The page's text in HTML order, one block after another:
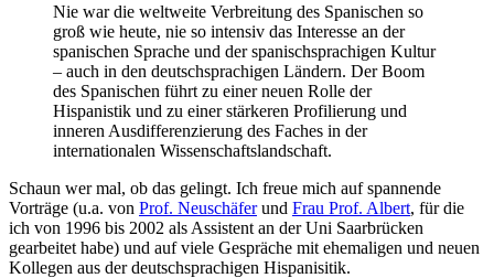
Nie war die weltweite Verbreitung des Spanischen so
groß wie heute, nie so intensiv das Interesse an der
spanischen Sprache und der spanischsprachigen Kultur
– auch in den deutschsprachigen Ländern. Der Boom
des Spanischen führt zu einer neuen Rolle der
Hispanistik und zu einer stärkeren Profilierung und
inneren Ausdifferenzierung des Faches in der
internationalen Wissenschaftslandschaft.
Schaun wer mal, ob das gelingt. Ich freue mich auf spannende
Vorträge (u.a. von Prof. Neuschäferund Frau Prof. Albert, für die
ich von 1996 bis 2002 als Assistent an der Uni Saarbrücken
gearbeitet habe) und auf viele Gespräche mit ehemaligen und neuen
Kollegen aus der deutschsprachigen Hispanisitik.